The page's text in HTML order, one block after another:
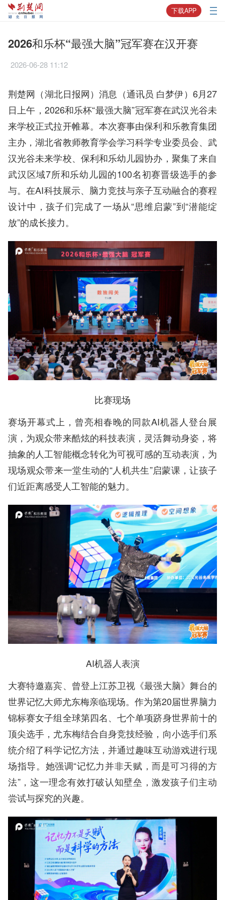
下载APP
2026和乐杯“最强大脑”冠军赛在汉开赛
2026-06-28 11:12
荆楚网（湖北日报网）消息（通讯员 白梦伊）6月27
日上午，2026和乐杯“最强大脑”冠军赛在武汉光谷未
来学校正式拉开帷幕。本次赛事由保利和乐教育集团
主办，湖北省教师教育学会学习科学专业委员会、武
汉光谷未来学校、保利和乐幼儿园协办，聚集了来自
武汉区域7所和乐幼儿园的100名初赛晋级选手的参
与。在AI科技展示、脑力竞技与亲子互动融合的赛程
设计中，孩子们完成了一场从“思维启蒙”到“潜能绽
放”的成长接力。
比赛现场
赛场开幕式上，曾亮相春晚的同款AI机器人登台展
演，为观众带来酷炫的科技表演，灵活舞动身姿，将
抽象的人工智能概念转化为可视可感的互动表演，为
现场观众带来一堂生动的“人机共生”启蒙课，让孩子
们近距离感受人工智能的魅力。
AI机器人表演
大赛特邀嘉宾、曾登上江苏卫视《最强大脑》舞台的
世界记忆大师尤东梅亲临现场。作为第20届世界脑力
锦标赛女子组全球第四名、七个单项跻身世界前十的
顶尖选手，尤东梅结合自身竞技经验，向小选手们系
统介绍了科学记忆方法，并通过趣味互动游戏进行现
场指导。她强调“记忆力并非天赋，而是可习得的方
法”，这一理念有效打破认知壁垒，激发孩子们主动
尝试与探究的兴趣。